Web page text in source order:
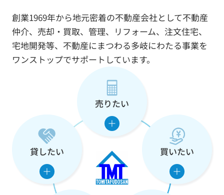
実
績
で
た
の
創業1969年から地元密着の不動産会社として不動産
仲介、売却・買取、管理、リフォーム、注文住宅、
宅地開発等、不動産にまつわる多岐にわたる事業を
ワンストップでサポートしています。
売りたい
買いたい
貸したい